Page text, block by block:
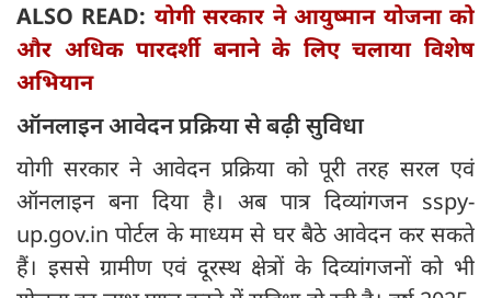
ALSO READ: योगी सरकार ने आयुष्मान योजना को
और अधिक पारदर्शी बनाने के लिए चलाया विशेष
अभियान
ऑनलाइन आवेदन प्रक्रिया से बढ़ी सुविधा
योगी सरकार ने आवेदन प्रक्रिया को पूरी तरह सरल एवं
ऑनलाइन बना दिया है। अब पात्र दिव्यांगजन sspy-
up.gov.in पोर्टल के माध्यम से घर बैठे आवेदन कर सकते
हैं। इससे ग्रामीण एवं दूरस्थ क्षेत्रों के दिव्यांगजनों को भी